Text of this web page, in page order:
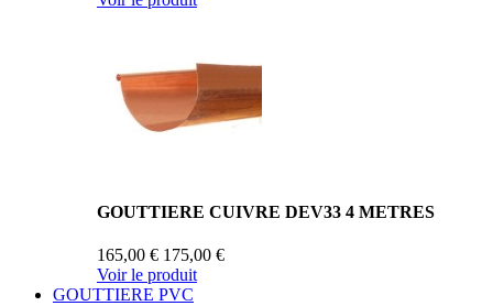
GOUTTIERE CUIVRE DEV33 4 METRES
165,00 € 175,00 €
Voir le produit
GOUTTIERE PVC